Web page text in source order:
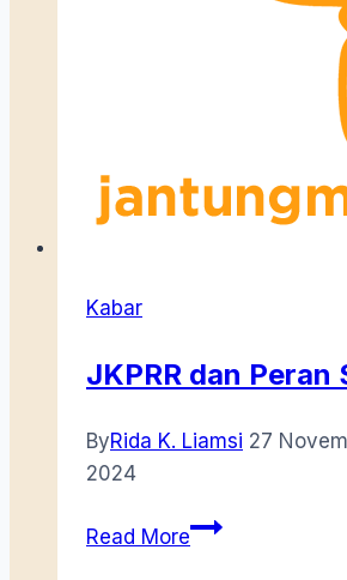
Kabar
JKPRR dan Peran
ByRida K. Liamsi 27
2024
Read MoreJKPRR